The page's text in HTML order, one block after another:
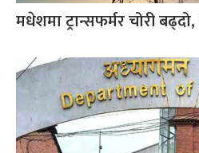
मधेशमा ट्रान्सफर्मर चोरी